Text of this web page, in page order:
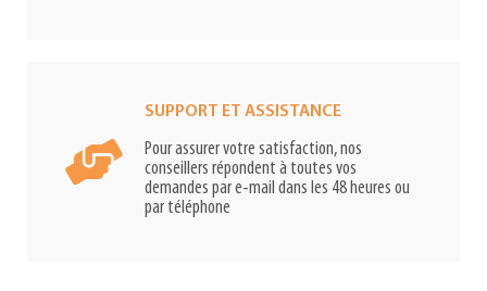
SUPPORT ET ASSISTANCE
Pour assurer votre satisfaction, nos
conseillers répondent à toutes vos
demandes par e-mail dans les 48 heures ou
par téléphone